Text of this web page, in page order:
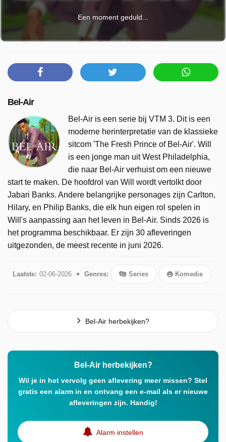
Een moment geduld...
Bel-Air
Bel-Air is een serie bij VTM 3. Dit is een
moderne herinterpretatie van de klassieke
sitcom 'The Fresh Prince of Bel-Air'. Will
is een jonge man uit West Philadelphia,
die naar Bel-Air verhuist om een nieuwe
start te maken. De hoofdrol van Will wordt vertolkt door
Jabari Banks. Andere belangrijke personages zijn Carlton,
Hilary, en Philip Banks, die elk hun eigen rol spelen in
Will's aanpassing aan het leven in Bel-Air. Sinds 2026 is
het programma beschikbaar. Er zijn 30 afleveringen
uitgezonden, de meest recente in juni 2026.
Laatste: 02-06-2026 Genres: Series Komedie
Bel-Air herbekijken?
Bel-Air herbekijken?
Wil je in het vervolg geen aflevering meer missen? Stel
gratis een alarm in en ontvang een e-mail als er nieuwe
afleveringen zijn. Handig!
Alarm instellen